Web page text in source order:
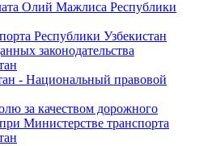
Олий Мажлиса Республики
Республики Узбекистан
законодательства
- Национальный правовой
за качеством дорожного
Министерстве транспорта